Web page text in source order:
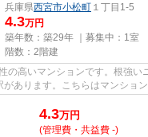
兵庫県西宮市小松町 １丁目1-5
4.3万円
築年数：築29年 ｜募集中： 1室
階数：2階建
の高いマンションです。根強い
があります。こちらはマンショ
のご紹介...
4.3万円
(管理費・共益費 -)